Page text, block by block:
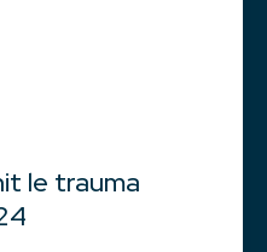
le trauma